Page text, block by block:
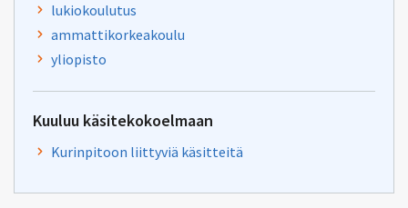
lukiokoulutus
ammattikorkeakoulu
yliopisto
Kuuluu käsitekokoelmaan
Kurinpitoon liittyviä käsitteitä